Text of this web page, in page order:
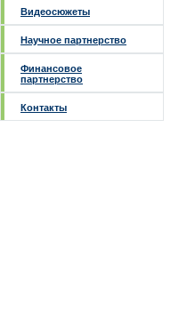
Видеосюжеты
Научное партнерство
Финансовое
партнерство
Контакты